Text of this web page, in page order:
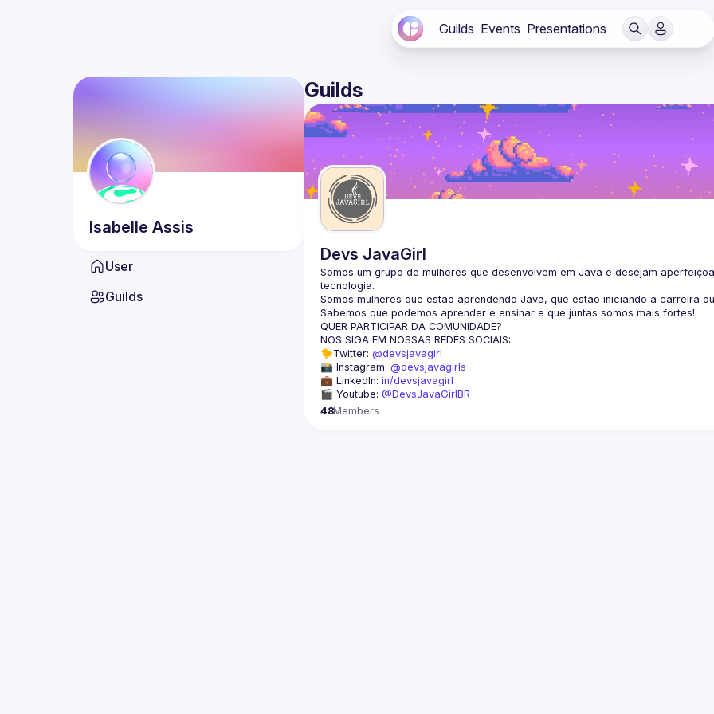
Guilds Events Presentations
Isabelle Assis
User
Guilds
Guilds
Devs JavaGirl
Somos um grupo de mulheres que desenvolvem em Java e desejam
tecnologia.
Somos mulheres que estão aprendendo Java, que estão iniciando a carreira
Sabemos que podemos aprender e ensinar e que juntas somos mais fortes!
QUER PARTICIPAR DA COMUNIDADE?
NOS SIGA EM NOSSAS REDES SOCIAIS:
🐤Twitter: @devsjavagirl
📸 Instagram: @devsjavagirls
💼 LinkedIn: in/devsjavagirl
🎬 Youtube: @DevsJavaGirlBR
48Members